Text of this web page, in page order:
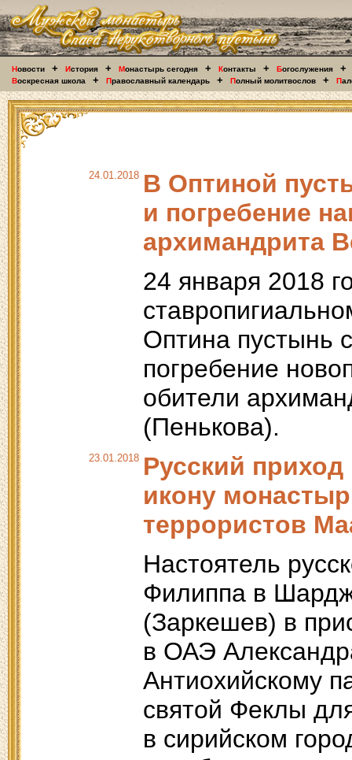
Новости + История + Монастырь сегодня + Контакты + Богослужения +
Воскресная школа + Православный календарь + Полный молитвослов + П
24.01.2018 В Оптиной
и погребение
архимандрита
24 января 2018
Оптина пустынь
погребение
обители
(Пенькова).
23.01.2018 Русский
икону
террористов
Настоятель
Филиппа в
(Заркешев) в
в ОАЭ
Антиохийскому
святой Феклы
в сирийском